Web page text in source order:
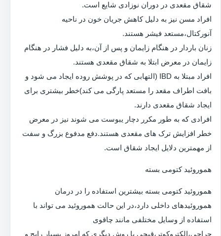
شقاق مقعدی در دوران نوزادی شایع است.
افراد مسن نیز به دلیل کاهش جریان خون در ناحیه
آنورکتال،مستعد فیشر هستند.
زنان باردار در هنگام زایمان و پس از آن،به دلیل فشار در هنگام
زایمان در معرض ابتلا به شقاق مقعدی هستند.
افراد مبتلا به IBD (التهابی که در پوشش روده ایجاد می شود و
بافت اطراف مقعد را مستعد پارگی می کند)خطر بیشتری برای
ایجاد شقاق مقعدی دارند.
افرادی که به طور مکرر دچار یبوست می شوند نیز در معرض
خطر افزایش ترک های مقعدی هستند.دفع مدفوع بزرگ و سفت
از مهمترین دلایل ایجاد شقاق است.
هموروئید کتومی بسته
هموروئید کتومی بسته بیشترین استفاده را در درمان
هموروئیدهای داخلی دارد،در این حالت هموروئید می تواند با
استفاده از وسایل مختلفی مانند چاقوی
جراحی،الکتروکوتر،قیچی یا روش دیگری که امروز بسیار رایج و